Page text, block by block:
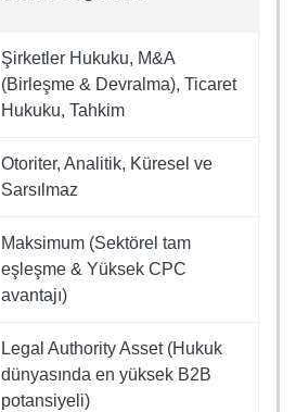
Şirketler Hukuku, M&A
(Birleşme & Devralma), Ticaret
Hukuku, Tahkim
Otoriter, Analitik, Küresel ve
Sarsılmaz
Maksimum (Sektörel tam
eşleşme & Yüksek CPC
avantajı)
Legal Authority Asset (Hukuk
dünyasında en yüksek B2B
potansiyeli)